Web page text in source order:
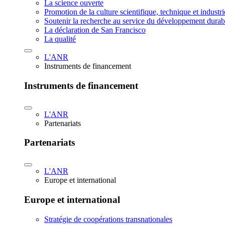
La science ouverte
Promotion de la culture scientifique, technique et
Soutenir la recherche au service du développement
La déclaration de San Francisco
La qualité
L'ANR
Instruments de financement
Instruments de financement
L'ANR
Partenariats
Partenariats
L'ANR
Europe et international
Europe et international
Stratégie de coopérations transnationales